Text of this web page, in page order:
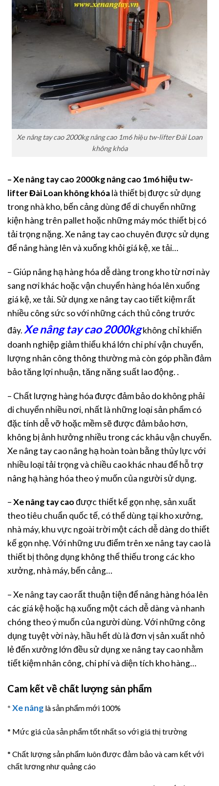
Xe nâng tay cao 2000kg nâng cao 1m6 hiệu tw-lifter Đài Loan
không khóa
– Xe nâng tay cao 2000kg nâng cao 1m6 hiệu tw-
lifter Đài Loan không khóalà thiết bị được sử dụng
trong nhà kho, bến cảng dùng để di chuyển những
kiện hàng trên pallet hoặc những máy móc thiết bị có
tải trọng nặng. Xe nâng tay cao chuyên được sử dụng
để nâng hàng lên và xuống khỏi giá kệ, xe tải…
– Giúp nâng hạ hàng hóa dễ dàng trong kho từ nơi này
sang nơi khác hoặc vận chuyển hàng hóa lên xuống
giá kệ, xe tải. Sử dụng xe nâng tay cao tiết kiệm rất
nhiều công sức so với những cách thủ công trước
đây. Xe nâng tay cao 2000kgkhông chỉ khiến
doanh nghiệp giảm thiểu khá lớn chi phí vận chuyển,
lượng nhân công thông thường mà còn góp phần đảm
bảo tăng lợi nhuận, tăng năng suất lao động. .
– Chất lượng hàng hóa được đảm bảo do không phải
di chuyển nhiều nơi, nhất là những loại sản phẩm có
đặc tính dễ vỡ hoặc mềm sẽ được đảm bảo hơn,
không bị ảnh hưởng nhiều trong các khâu vận chuyển.
Xe nâng tay cao nâng hạ hoàn toàn bằng thủy lực với
nhiều loại tải trọng và chiều cao khác nhau để hỗ trợ
nâng hạ hàng hóa theo ý muốn của người sử dụng.
–Xe nâng tay caođược thiết kế gọn nhẹ, sản xuất
theo tiêu chuẩn quốc tế, có thể dùng tại kho xưởng,
nhà máy, khu vực ngoài trời một cách dễ dàng do thiết
kế gọn nhẹ. Với những ưu điểm trên xe nâng tay cao là
thiết bị thông dụng không thể thiếu trong các kho
xưởng, nhà máy, bến cảng…
– Xe nâng tay cao rất thuận tiện để nâng hàng hóa lên
các giá kệ hoặc hạ xuống một cách dễ dàng và nhanh
chóng theo ý muốn của người dùng. Với những công
dụng tuyệt vời này, hầu hết dù là đơn vị sản xuất nhỏ
lẻ đến xưởng lớn đều sử dụng xe nâng tay cao nhằm
tiết kiệm nhân công, chi phí và diện tích kho hàng…
Cam kết về chất lượng sản phẩm
* Xe nâng là sản phẩm mới 100%
* Mức giá của sản phẩm tốt nhất so với giá thị trường
* Chất lượng sản phẩm luôn được đảm bảo và cam kết với
chất lương như quảng cáo